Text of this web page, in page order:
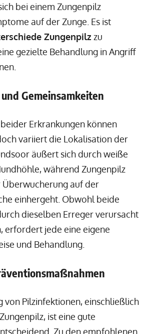
bei einem Zungenpilz
auf der Zunge. Es ist
Zungenpilz zu
gezielte Behandlung in Angriff
Gemeinsamkeiten
Erkrankungen können
variiert die Lokalisation der
äußert sich durch weiße
während Zungenpilz
Überwucherung auf der
einhergeht. Obwohl beide
dieselben Erreger verursacht
erfordert jede eine eigene
und Behandlung.
von Pilzinfektionen, einschließlich
ist eine gute
Zu den empfohlenen